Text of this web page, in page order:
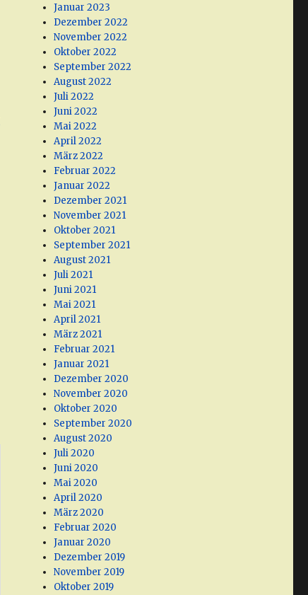
Januar 2023
Dezember 2022
November 2022
Oktober 2022
September 2022
August 2022
Juli 2022
Juni 2022
Mai 2022
April 2022
März 2022
Februar 2022
Januar 2022
Dezember 2021
November 2021
Oktober 2021
September 2021
August 2021
Juli 2021
Juni 2021
Mai 2021
April 2021
März 2021
Februar 2021
Januar 2021
Dezember 2020
November 2020
Oktober 2020
September 2020
August 2020
Juli 2020
Juni 2020
Mai 2020
April 2020
März 2020
Februar 2020
Januar 2020
Dezember 2019
November 2019
Oktober 2019